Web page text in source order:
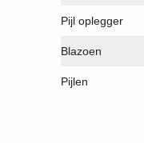
Pijl oplegger
Blazoen
Pijlen